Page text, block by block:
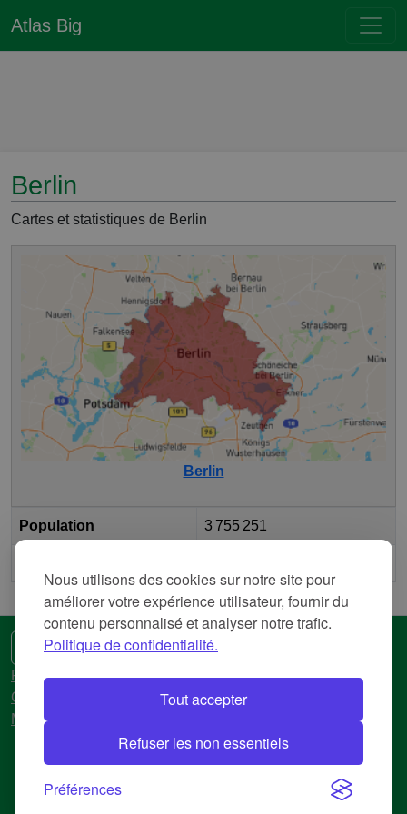
Nous utilisons des cookies sur notre site pour
améliorer votre expérience utilisateur, fournir du
contenu personnalisé et analyser notre trafic.
Politique de confidentialité.
Tout accepter
Refuser les non essentiels
Préférences
Atlas Big
Berlin
Cartes et statistiques de Berlin
Berlin
Population 3 755 251
🌍 Une autre langue
Politique de confidentialité
Conditions d'utilisation
Mentions légales
© 2018-2026 AtlasBig.com